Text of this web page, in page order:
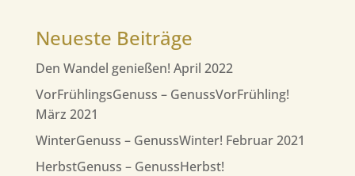
Neueste Beiträge
Den Wandel genießen! April 2022
VorFrühlingsGenuss – GenussVorFrühling!
März 2021
WinterGenuss – GenussWinter! Februar 2021
HerbstGenuss – GenussHerbst!